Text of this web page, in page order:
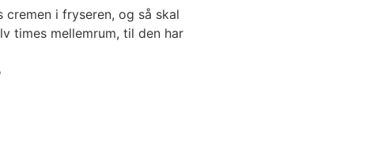
cremen i fryseren, og så skal
times mellemrum, til den har